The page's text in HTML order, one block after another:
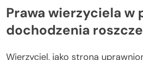
Prawa wierzyciela w
dochodzenia
Wierzyciel, jako strona